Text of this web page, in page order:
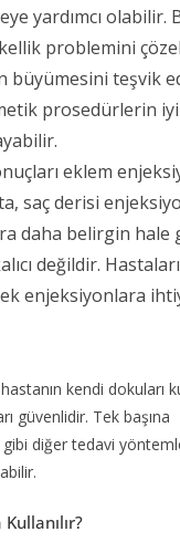
yardımcı olabilir.
problemini
büyümesini teşvik
prosedürlerin
eklem
saç derisi
daha belirgin hale
değildir.
enjeksiyonlara
kendi dokuları
güvenlidir. Tek başına
diğer tedavi